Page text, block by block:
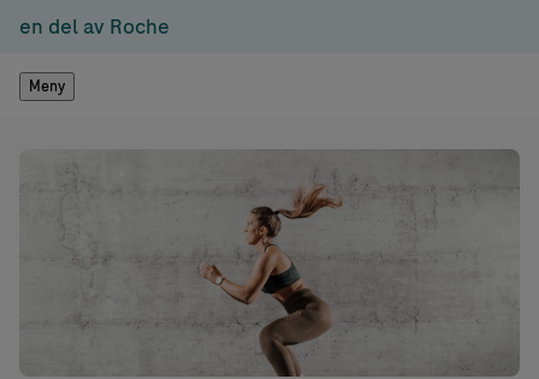
en del av Roche
Meny